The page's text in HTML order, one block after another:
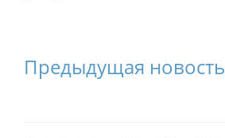
Предыдущая новость